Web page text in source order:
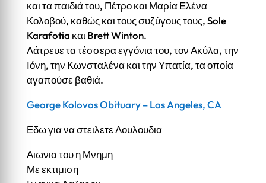
και τα παιδιά του, Πέτρο και Μαρία Ελένα
Κολοβού, καθώς και τους συζύγους τους, Sole
Karafotia και Brett Winton.
Λάτρευε τα τέσσερα εγγόνια του, τον Ακύλα, την
Ιόνη, την Κωνσταλένα και την Υπατία, τα οποία
αγαπούσε βαθιά.
George Kolovos Obituary – Los Angeles, CA
Εδω για να στειλετε Λουλουδια
Αιωνια του η Μνημη
Με εκτιμιση